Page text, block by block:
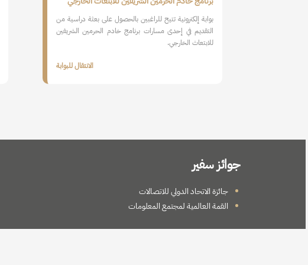
بوابة إلكترونية تتيح للراغبين بالحصول على بعثة دراسية من
التقديم في إحدى مسارات برنامج خادم الحرمين الشريفين
للابتعاث الخارجي.
الانتقال للبوابة
جوائز سفير
جائزة الاتحاد الدولي للاتصالات
القمة العالمية لمجتمع المعلومات